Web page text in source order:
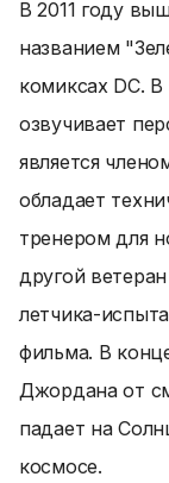
В 2011 году
названием
комиксах DC.
озвучивает
является
обладает
тренером для
другой
летчика-
фильма. В
Джордана от
падает на
космосе.